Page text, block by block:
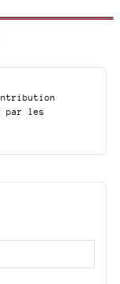
par les